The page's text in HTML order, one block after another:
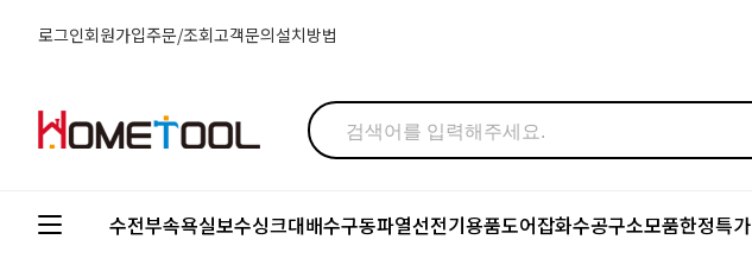
로그인회원가입주문/조회고객문의설치방법
수전부속욕실보수싱크대배수구동파열선전기용품도어잡화수공구소모품한정특가